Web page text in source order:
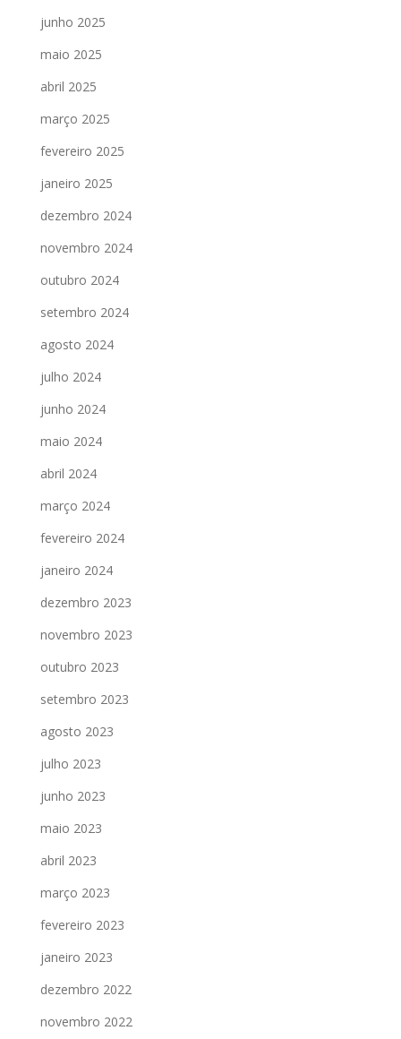
junho 2025
maio 2025
abril 2025
março 2025
fevereiro 2025
janeiro 2025
dezembro 2024
novembro 2024
outubro 2024
setembro 2024
agosto 2024
julho 2024
junho 2024
maio 2024
abril 2024
março 2024
fevereiro 2024
janeiro 2024
dezembro 2023
novembro 2023
outubro 2023
setembro 2023
agosto 2023
julho 2023
junho 2023
maio 2023
abril 2023
março 2023
fevereiro 2023
janeiro 2023
dezembro 2022
novembro 2022